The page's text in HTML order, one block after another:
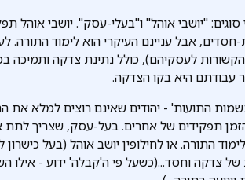
"יושבי אוהל" ו"בעלי-עסק". יושבי אוהל
חסדים, אבל עניינם העיקרי הוא לימוד התורה.
הקשורות לעסקיהם), כולל נתינת צדקה ותמיכה
עבודתם היא בקו הצדקה.
התועות' - יהודים שאינם רוצים למלא את
תפקידים של אחרים. בעל-עסק, שצריך
התורה. או לחילופין יושב אוהל (בעל
של צדקה וחסד...(כשעל פי ה'קבלה' ידוע - אילו